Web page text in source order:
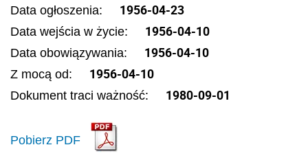
Data ogłoszenia: 1956-04-23
Data wejścia w życie: 1956-04-10
Data obowiązywania: 1956-04-10
Z mocą od: 1956-04-10
Dokument traci ważność: 1980-09-01
Pobierz PDF